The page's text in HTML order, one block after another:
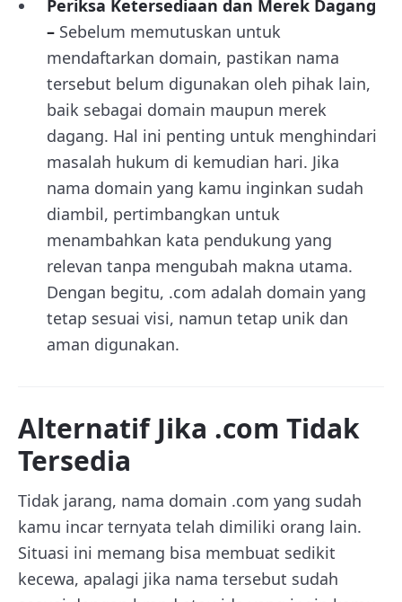
Periksa Ketersediaan dan Merek Dagang
– Sebelum memutuskan untuk
mendaftarkan domain, pastikan nama
tersebut belum digunakan oleh pihak lain,
baik sebagai domain maupun merek
dagang. Hal ini penting untuk menghindari
masalah hukum di kemudian hari. Jika
nama domain yang kamu inginkan sudah
diambil, pertimbangkan untuk
menambahkan kata pendukung yang
relevan tanpa mengubah makna utama.
Dengan begitu, .com adalah domain yang
tetap sesuai visi, namun tetap unik dan
aman digunakan.
Alternatif Jika .com Tidak
Tersedia
Tidak jarang, nama domain .com yang sudah
kamu incar ternyata telah dimiliki orang lain.
Situasi ini memang bisa membuat sedikit
kecewa, apalagi jika nama tersebut sudah